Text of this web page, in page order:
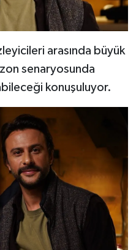
arasında büyük
senaryosunda
konuşuluyor.